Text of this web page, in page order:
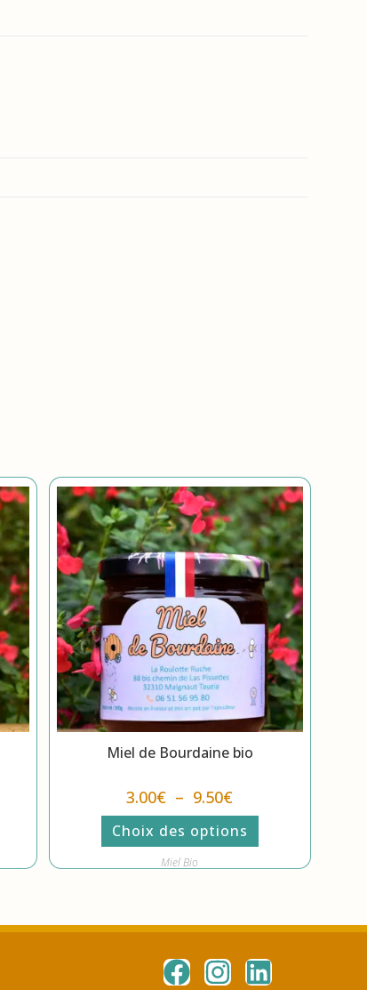
Miel de Bourdaine bio
3.00€ – 9.50€
Choix des options
Miel Bio